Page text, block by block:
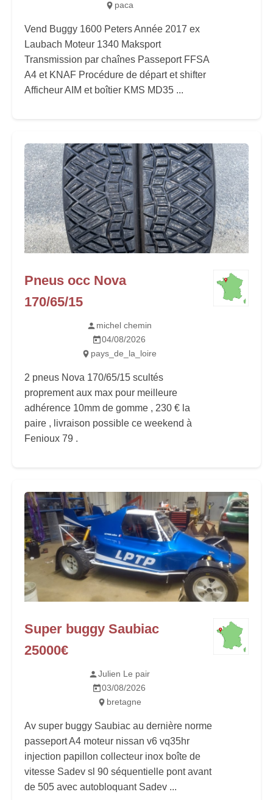
paca
Vend Buggy 1600 Peters Année 2017 ex
Laubach Moteur 1340 Maksport
Transmission par chaînes Passeport FFSA
A4 et KNAF Procédure de départ et shifter
Afficheur AIM et boîtier KMS MD35 ...
Pneus occ Nova
170/65/15
michel chemin
04/08/2026
pays_de_la_loire
2 pneus Nova 170/65/15 scultés
proprement aux max pour meilleure
adhérence 10mm de gomme , 230 € la
paire , livraison possible ce weekend à
Fenioux 79 .
Super buggy Saubiac
25000€
Julien Le pair
03/08/2026
bretagne
Av super buggy Saubiac au dernière norme
passeport A4 moteur nissan v6 vq35hr
injection papillon collecteur inox boîte de
vitesse Sadev sl 90 séquentielle pont avant
de 505 avec autobloquant Sadev ...